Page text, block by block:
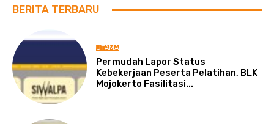
BERITA TERBARU
UTAMA
Permudah Lapor Status
Kebekerjaan Peserta Pelatihan, BLK
Mojokerto Fasilitasi...